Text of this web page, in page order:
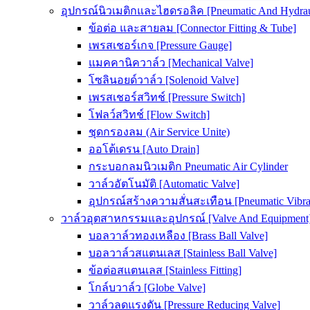
อุปกรณ์นิวเมติกและไฮดรอลิค [Pneumatic And
ข้อต่อ และสายลม [Connector Fitting & Tube]
เพรสเชอร์เกจ [Pressure Gauge]
แมคคานิควาล์ว [Mechanical Valve]
โซลินอยด์วาล์ว [Solenoid Valve]
เพรสเชอร์สวิทช์ [Pressure Switch]
โฟลว์สวิทช์ [Flow Switch]
ชุดกรองลม (Air Service Unite)
ออโต้เดรน [Auto Drain]
กระบอกลมนิวเมติก Pneumatic Air Cylinder
วาล์วอัตโนมัติ [Automatic Valve]
อุปกรณ์สร้างความสั่นสะเทือน [Pneumatic
วาล์วอุตสาหกรรมและอุปกรณ์ [Valve And
บอลวาล์วทองเหลือง [Brass Ball Valve]
บอลวาล์วสแตนเลส [Stainless Ball Valve]
ข้อต่อสแตนเลส [Stainless Fitting]
โกล์บวาล์ว [Globe Valve]
วาล์วลดแรงดัน [Pressure Reducing Valve]